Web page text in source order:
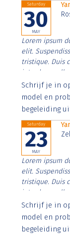
Saturday
30
MAY
Lorem ipsum
elit.
tristique. Duis
interdum
Aenean
imperdiet.
Schrijf je in
model en
begeleiding
Saturday
23
MAY
Lorem ipsum
elit.
tristique. Duis
interdum
Aenean
imperdiet.
Schrijf je in
model en
begeleiding